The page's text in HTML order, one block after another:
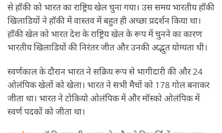
से हॉकी को भारत का राष्ट्रिय खेल चुना गया। उस समय भारतीय हॉकी
खिलाडियों ने हॉकी में वास्तव में बहुत ही अच्छा प्रदर्शन किया था।
हॉकी खेल को भारत देश के राष्ट्रिय खेल के रूप में चुनने का कारण
भारतीय खिलाडियों की निरंतर जीत और उनकी अद्भुत योग्यता थी।
स्वर्णकाल के दौरान भारत ने सक्रिय रूप से भागीदारी की और 24
ओलंपिक खेलों को खेला। भारत ने सभी मैचों को 178 गोल बनाकर
जीता था। भारत ने टोकियो ओलंपिक में और मॉस्को ओलंपिक में
स्वर्ण पदकों को जीता था।